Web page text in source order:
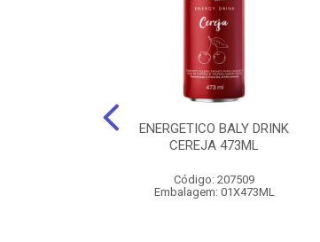
ENERGETICO BALY DRINK
CEREJA 473ML
Código: 207509
Embalagem: 01X473ML